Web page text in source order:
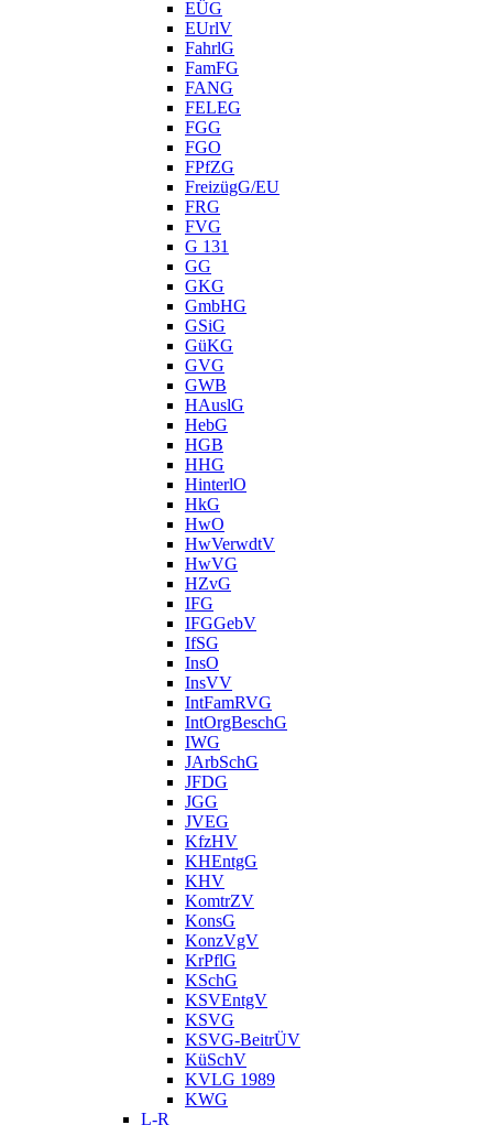
EÜG
EUrlV
FahrlG
FamFG
FANG
FELEG
FGG
FGO
FPfZG
FreizügG/EU
FRG
FVG
G 131
GG
GKG
GmbHG
GSiG
GüKG
GVG
GWB
HAuslG
HebG
HGB
HHG
HinterlO
HkG
HwO
HwVerwdtV
HwVG
HZvG
IFG
IFGGebV
IfSG
InsO
InsVV
IntFamRVG
IntOrgBeschG
IWG
JArbSchG
JFDG
JGG
JVEG
KfzHV
KHEntgG
KHV
KomtrZV
KonsG
KonzVgV
KrPflG
KSchG
KSVEntgV
KSVG
KSVG-BeitrÜV
KüSchV
KVLG 1989
KWG
L-R